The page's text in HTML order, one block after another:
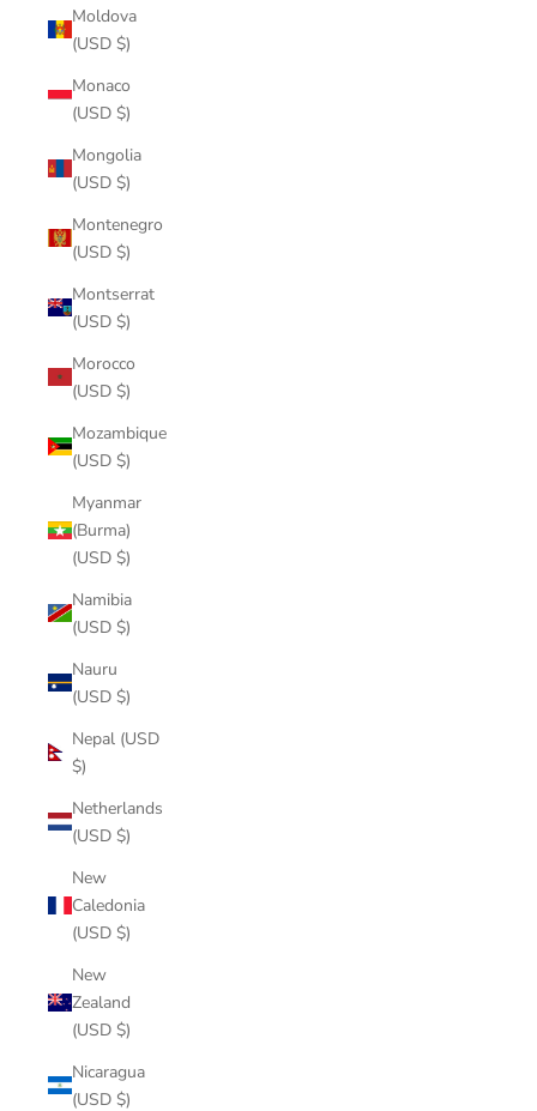
Moldova
(USD $)
Monaco
(USD $)
Mongolia
(USD $)
Montenegro
(USD $)
Montserrat
(USD $)
Morocco
(USD $)
Mozambique
(USD $)
Myanmar
(Burma)
(USD $)
Namibia
(USD $)
Nauru
(USD $)
Nepal (USD
$)
Netherlands
(USD $)
New
Caledonia
(USD $)
New
Zealand
(USD $)
Nicaragua
(USD $)